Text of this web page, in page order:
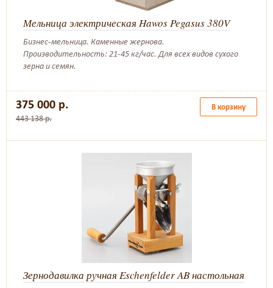
Мельница электрическая Hawos Pegasus 380V
Бизнес-мельница. Каменные жернова.
Производительность: 21-45 кг/час. Для всех видов сухого
зерна и семян.
375 000 р.
443 138 р.
В корзину
Зернодавилка ручная Eschenfelder AB настольная